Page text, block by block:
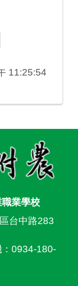
頁
11:25:54
業學校
台中路283
0934-180-